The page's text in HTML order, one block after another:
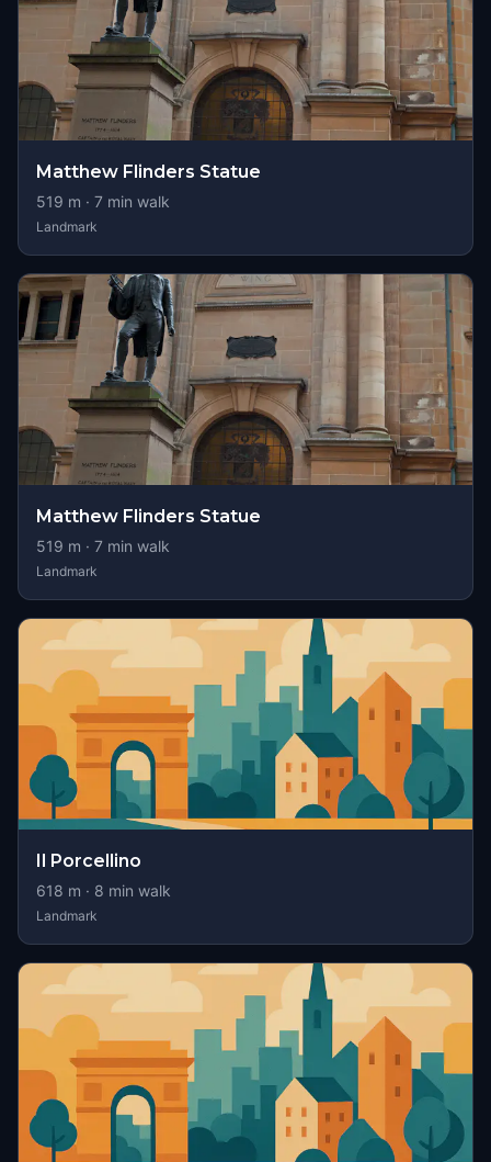
Matthew Flinders Statue
519 m · 7 min walk
Landmark
Matthew Flinders Statue
519 m · 7 min walk
Landmark
Il Porcellino
618 m · 8 min walk
Landmark